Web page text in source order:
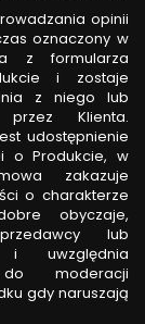
opinii
oznaczony w
z formularza
i zostaje
z niego lub
Klienta.
udostępnienie
o Produkcie, w
zakazuje
o charakterze
obyczaje,
lub
i uwzględnia
moderacji
gdy naruszają